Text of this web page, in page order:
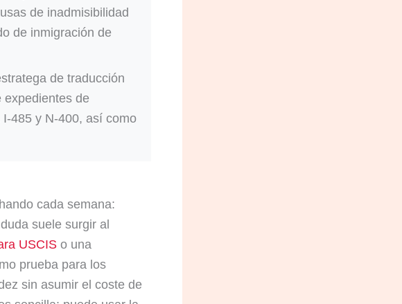
de inadmisibilidad
de inmigración de
de traducción
expedientes de
485 y N-400, así como
cada semana:
suele surgir al
USCIS o una
prueba para los
sin asumir el coste de